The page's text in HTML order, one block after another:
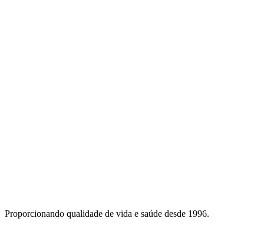
Proporcionando qualidade de vida e saúde desde 1996.